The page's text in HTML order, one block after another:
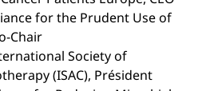
for the Prudent Use of
Chair
Society of
(ISAC), Président